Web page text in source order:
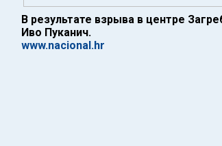
В результате взрыва в центре
Иво Пуканич.
www.nacional.hr